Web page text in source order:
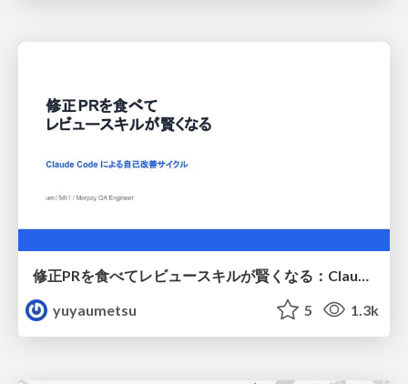
yuyaumetsu
5 1.3k